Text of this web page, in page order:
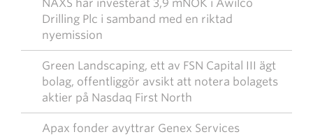
NAXS har investerat 3,9 mNOK i Awilco
Drilling Plc i samband med en riktad
nyemission
Green Landscaping, ett av FSN Capital III ägt
bolag, offentliggör avsikt att notera bolagets
aktier på Nasdaq First North
Apax fonder avyttrar Genex Services